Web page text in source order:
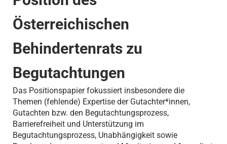
Österreichischen
Behindertenrats zu
Begutachtungen
Das Positionspapier fokussiert insbesondere die
Themen (fehlende) Expertise der Gutachter*innen,
Gutachten bzw. den Begutachtungsprozess,
Barrierefreiheit und Unterstützung im
Begutachtungsprozess, Unabhängigkeit sowie